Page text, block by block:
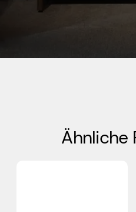
Ähnliche